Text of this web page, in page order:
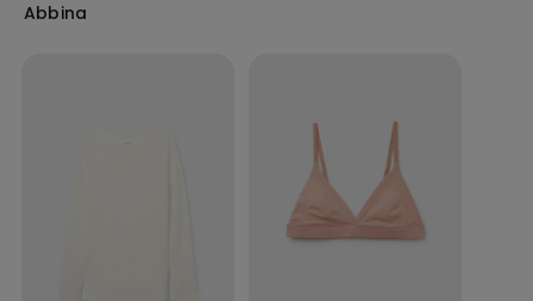
Abbina